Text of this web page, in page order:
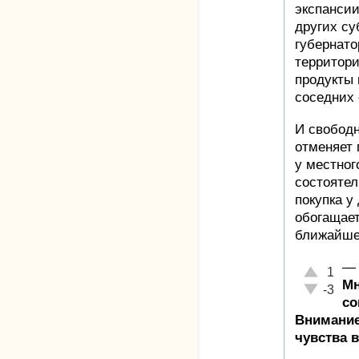
других
продукты
соседних
И
отменяет
у
покупка
Отлично!
1
-3
—
чувства